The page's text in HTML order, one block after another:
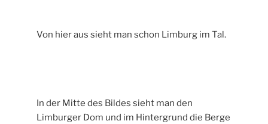
Von hier aus sieht man schon Limburg im Tal.
In der Mitte des Bildes sieht man den
Limburger Dom und im Hintergrund die Berge